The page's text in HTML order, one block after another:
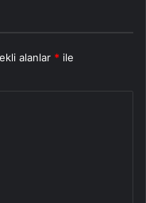
alanlar * ile